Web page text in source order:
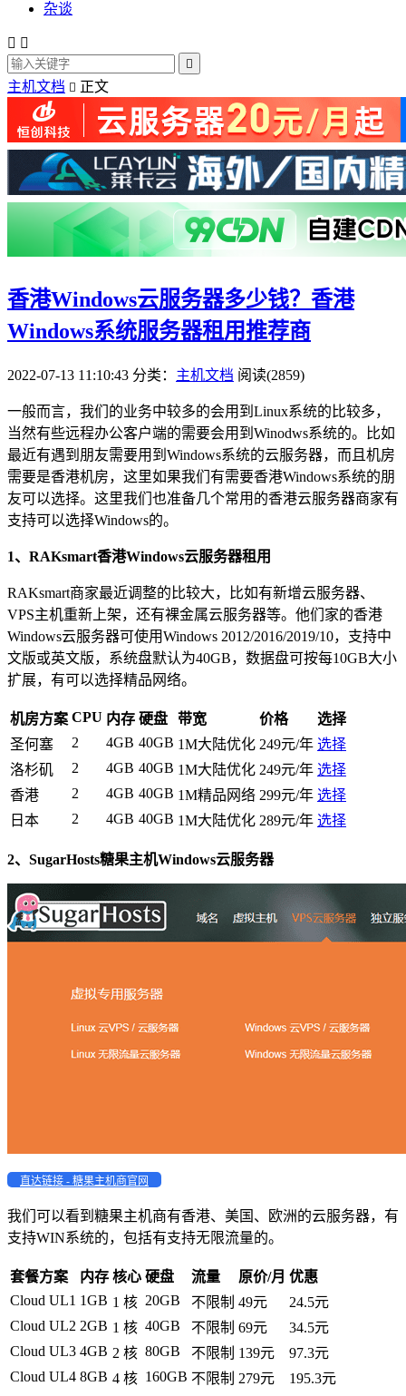
杂谈
 

主机文档  正文
香港Windows云服务器多少钱？香港
Windows系统服务器租用推荐商
2022-07-13 11:10:43 分类： 主机文档 阅读(2859)
一般而言，我们的业务中较多的会用到Linux系统的比较多，
当然有些远程办公客户端的需要会用到Winodws系统的。比如
最近有遇到朋友需要用到Windows系统的云服务器，而且机房
需要是香港机房，这里如果我们有需要香港Windows系统的朋
友可以选择。这里我们也准备几个常用的香港云服务器商家有
支持可以选择Windows的。
1、RAKsmart香港Windows云服务器租用
RAKsmart商家最近调整的比较大，比如有新增云服务器、
VPS主机重新上架，还有裸金属云服务器等。他们家的香港
Windows云服务器可使用Windows 2012/2016/2019/10，支持中
文版或英文版，系统盘默认为40GB，数据盘可按每10GB大小
扩展，有可以选择精品网络。
机房方案 CPU 内存 硬盘 带宽 价格
选择
圣何塞
2 4GB 40GB 1M大陆优化 249元/年 选择
洛杉矶
2 4GB 40GB 1M大陆优化 249元/年 选择
香港
2 4GB 40GB 1M精品网络 299元/年 选择
日本
2 4GB 40GB 1M大陆优化 289元/年 选择
2、SugarHosts糖果主机Windows云服务器
直达链接 - 糖果主机商官网
我们可以看到糖果主机商有香港、美国、欧洲的云服务器，有
支持WIN系统的，包括有支持无限流量的。
套餐方案 内存 核心 硬盘 流量 原价/月 优惠
Cloud UL1 1GB 1 核 20GB 不限制 49元
24.5元
Cloud UL2 2GB 1 核 40GB 不限制 69元
34.5元
Cloud UL3 4GB 2 核 80GB 不限制 139元
97.3元
Cloud UL4 8GB 4 核 160GB 不限制 279元 195.3元